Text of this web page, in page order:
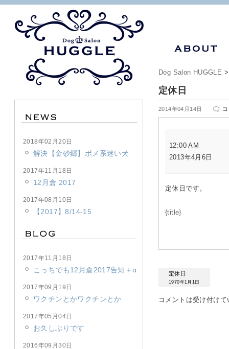
Dog Salon HUGGLE
定休日
2014年04月14日
定
休
休
日
12:00 AM
2013年4月6日
定休日です。
{title}
定休日
1970年1月1日
コメントは受け付け
2018年02月20日
解決【金砂郷】ポメ系迷い犬
2017年11月18日
12月倉 2017
2017年08月10日
【2017】8/14-15
2017年11月18日
こっちでも12月倉2017告知＋α
2017年09月19日
ワクチンとかワクチンとか
2017年05月04日
お久しぶりです
2016年09月30日